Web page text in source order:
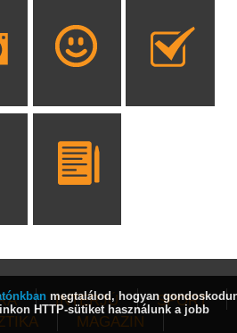
INTERJÚ
SPORT
MAGAZIN
megtalálod, hogyan
HTTP-sütiket használunk a jobb